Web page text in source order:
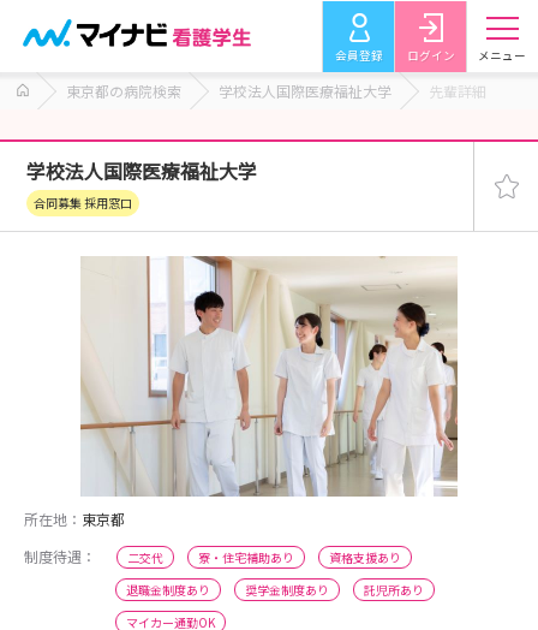
会員登録 ログイン メニュー
東京都の病院検索 学校法人国際医療福祉大学 先輩詳細
学校法人国際医療福祉大学
合同募集 採用窓口
所在地： 東京都
制度待遇：
二交代 寮・住宅補助あり
資格支援あり
退職金制度あり
奨学金制度あり
託児所あり
マイカー通勤OK